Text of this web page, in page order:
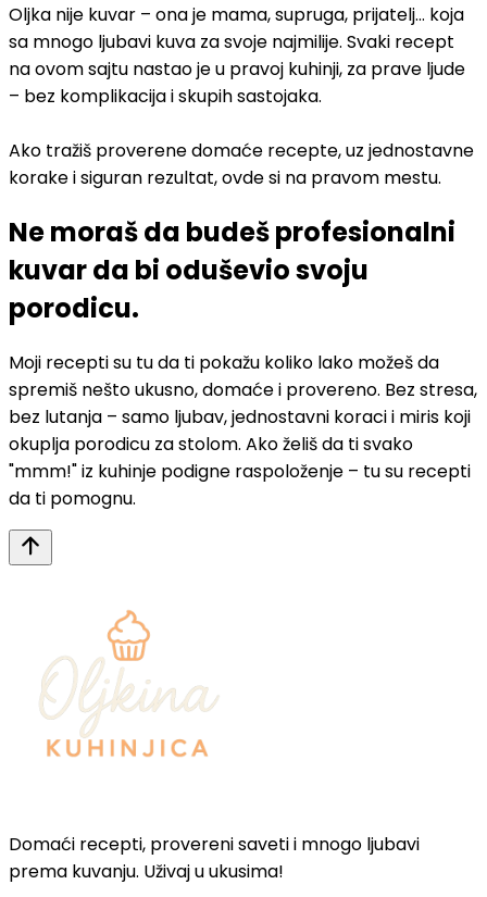
Oljka nije kuvar – ona je mama, supruga, prijatelj... koja
sa mnogo ljubavi kuva za svoje najmilije. Svaki recept
na ovom sajtu nastao je u pravoj kuhinji, za prave ljude
– bez komplikacija i skupih sastojaka.
Ako tražiš proverene domaće recepte, uz jednostavne
korake i siguran rezultat, ovde si na pravom mestu.
Ne moraš da budeš profesionalni
kuvar da bi oduševio svoju
porodicu.
Moji recepti su tu da ti pokažu koliko lako možeš da
spremiš nešto ukusno, domaće i provereno. Bez stresa,
bez lutanja – samo ljubav, jednostavni koraci i miris koji
okuplja porodicu za stolom. Ako želiš da ti svako
"mmm!" iz kuhinje podigne raspoloženje – tu su recepti
da ti pomognu.
Domaći recepti, provereni saveti i mnogo ljubavi
prema kuvanju. Uživaj u ukusima!